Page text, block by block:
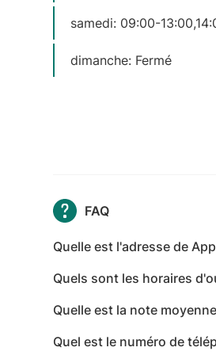
samedi: 09:00-
dimanche: Fermé
FAQ
Quelle est l'adresse de
Quels sont les horaires
13:00,14:00-20:00 -
09:00-13:00,14:00-20:00 -
Quelle est la note
Quel est le numéro de